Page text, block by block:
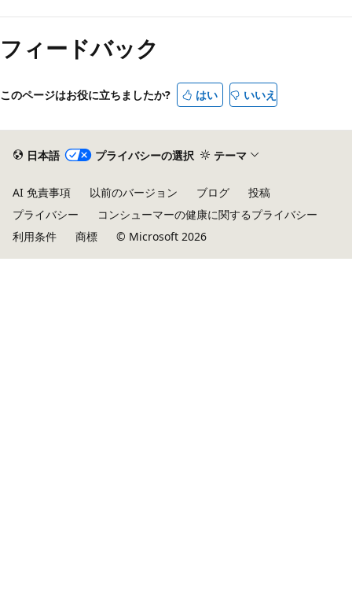
フィードバック
このページはお役に立ちましたか? はい いいえ
日本語 プライバシーの選択 テーマ
AI 免責事項 以前のバージョン ブログ
投稿
プライバシー
コンシューマーの健康に関するプライバシー
利用条件
商標 © Microsoft 2026